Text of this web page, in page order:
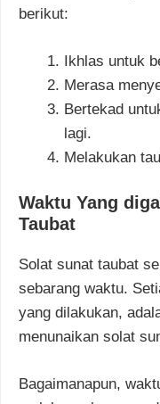
berikut:
Ikhlas untuk
Merasa
Bertekad
lagi.
Melakukan
Waktu Yang
Taubat
Solat sunat taubat
sebarang waktu.
yang dilakukan,
menunaikan solat
Bagaimanapun,